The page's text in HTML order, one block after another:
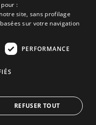
:
site, sans profilage
sur votre navigation
PERFORMANCE
REFUSER TOUT